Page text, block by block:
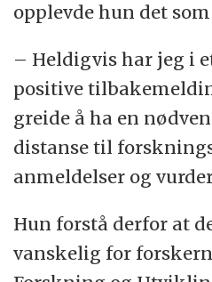
opplevde hun det
– Heldigvis har jeg i
positive
greide å ha en
distanse til
anmeldelser og
Hun forstå derfor at
vanskelig for